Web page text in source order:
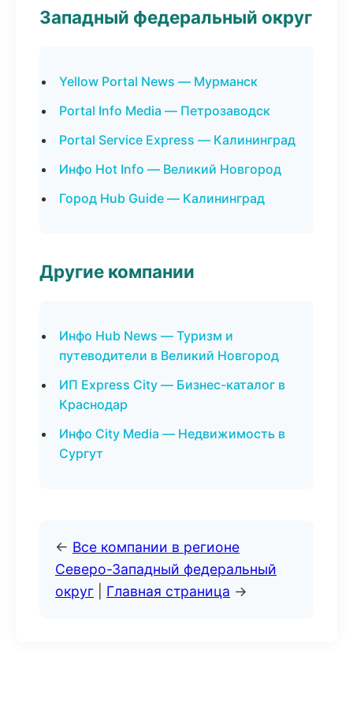
Западный федеральный округ
Yellow Portal News — Мурманск
Portal Info Media — Петрозаводск
Portal Service Express — Калининград
Инфо Hot Info — Великий Новгород
Город Hub Guide — Калининград
Другие компании
Инфо Hub News — Туризм и
путеводители в Великий Новгород
ИП Express City — Бизнес-каталог в
Краснодар
Инфо City Media — Недвижимость в
Сургут
← Все компании в регионе
Северо-Западный федеральный
округ
Главная страница →